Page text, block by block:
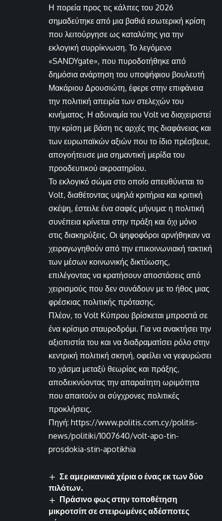
Η πορεία προς τις κάλπες του 2026
σημαδεύτηκε από μια βαθιά εσωτερική κρίση
που λειτούργησε ως καταλύτης για την
εκλογική συρρίκνωση. Το λεγόμενο
«SANDYgate», που πυροδοτήθηκε από
δημόσια ανάρτηση του υποψήφιου βουλευτή
Μακάριου Δρουσιώτη, έφερε στην επιφάνεια
την πολιτική απειρία των στελεχών του
κινήματος. Η αδυναμία του Volt να διαχειριστεί
την κρίση με βάση τις αρχές της διαφάνειας και
των ευρωπαϊκών αξιών που το ίδιο πρέσβευε,
απογοήτευσε μια σημαντική μερίδα του
προοδευτικού ακροατηρίου.
Το εκλογικό σώμα στο οποίο απευθύνεται το
Volt, διαθέτοντας υψηλά κριτήρια και κριτική
σκέψη, έστειλε ένα σαφές μήνυμα: η πολιτική
συνέπεια κρίνεται στην πράξη και όχι μόνο
στις διακηρύξεις. Οι ψηφοφόροι αρνήθηκαν να
χειραγωγηθούν από την επικοινωνιακή τακτική
των μέσων κοινωνικής δικτύωσης,
επιλέγοντας να κρατήσουν αποστάσεις από
χειρισμούς που δεν συνάδουν με το ήθος μιας
φρέσκιας πολιτικής πρότασης.
Πλέον, το Volt Κύπρου βρίσκεται μπροστά σε
ένα κρίσιμο σταυροδρόμι. Για να ανακτήσει την
αξιοπιστία του και να διαδραματίσει ρόλο στην
κεντρική πολιτική σκηνή, οφείλει να γεφυρώσει
το χάσμα μεταξύ θεωρίας και πράξης,
αποδεικνύοντας την απαραίτητη ωριμότητα
που απαιτούν οι σύγχρονες πολιτικές
προκλήσεις.
Πηγή: https://www.politis.com.cy/politis-
news/politiki/1007640/volt-apo-tin-
prosdokia-stin-apotikhia
Σε αμερικανικά χέρια ο ένας εκ των δύο
πιλότων.
Πράσινο φως στην τοποθέτηση
μικροτσίπ σε στειρωμένες αδέσποτες